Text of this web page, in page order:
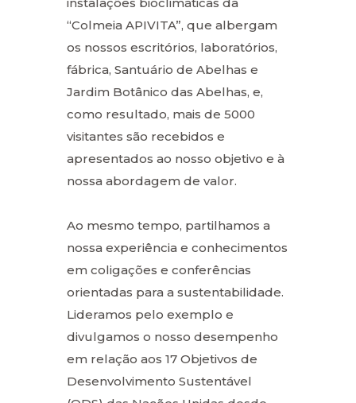
“Colmeia APIVITA”, que albergam
os nossos escritórios, laboratórios,
fábrica, Santuário de Abelhas e
Jardim Botânico das Abelhas, e,
como resultado, mais de 5000
visitantes são recebidos e
apresentados ao nosso objetivo e à
nossa abordagem de valor.
Ao mesmo tempo, partilhamos a
nossa experiência e conhecimentos
em coligações e conferências
orientadas para a sustentabilidade.
Lideramos pelo exemplo e
divulgamos o nosso desempenho
em relação aos 17 Objetivos de
Desenvolvimento Sustentável